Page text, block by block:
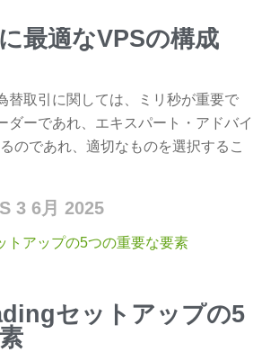
最適なVPSの構成
取引に関しては、ミリ秒が重要で
ダーであれ、エキスパート・アドバイ
のであれ、適切なものを選択するこ
3 6月 2025
セットアップの5